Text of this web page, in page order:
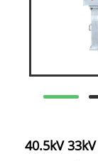
40.5kV